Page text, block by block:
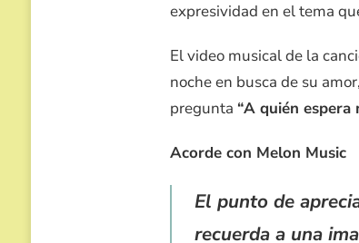
expresividad en el tema
El video musical de la
noche en busca de su
pregunta “A quién espera
Acorde con Melon Music
El punto de
recuerda a una